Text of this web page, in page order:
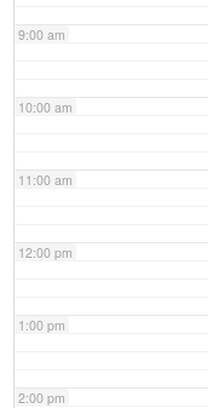
9:00 am
10:00 am
11:00 am
12:00 pm
1:00 pm
2:00 pm